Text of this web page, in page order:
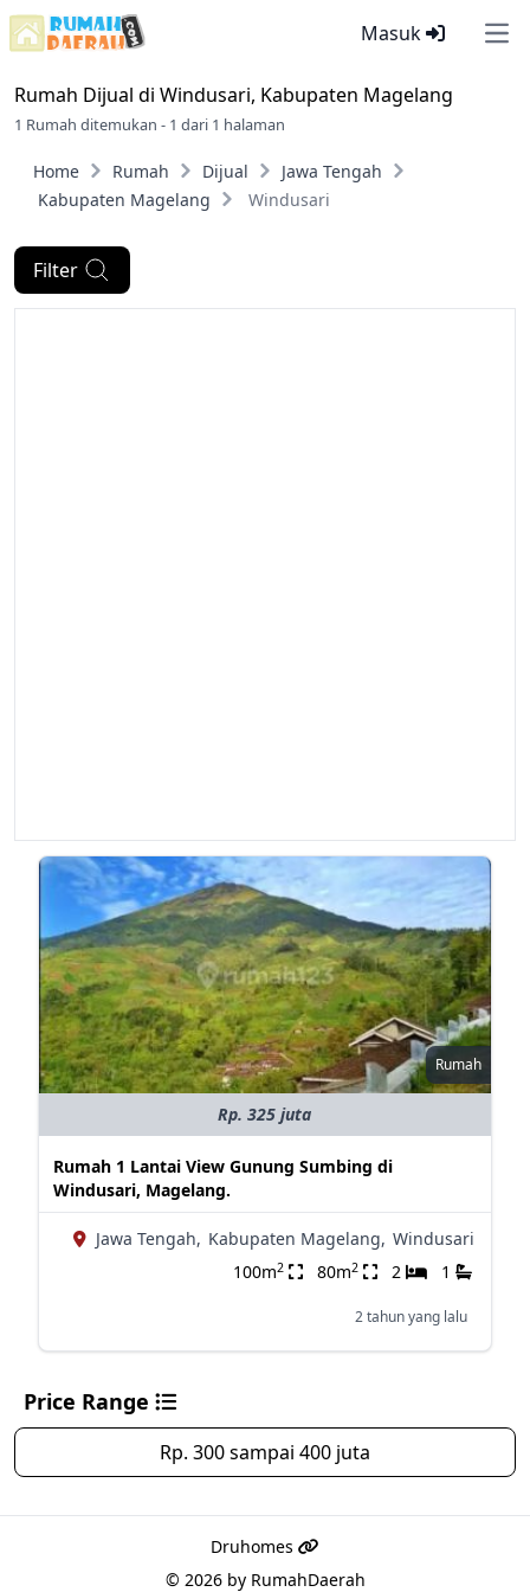
Masuk
Rumah Dijual di Windusari, Kabupaten Magelang
1 Rumah ditemukan - 1 dari 1 halaman
Home Rumah Dijual
Jawa Tengah
Kabupaten Magelang
Windusari
Filter
Rumah
Rp. 325 juta
Rumah 1 Lantai View Gunung Sumbing di
Windusari, Magelang.
Jawa Tengah, Kabupaten Magelang, Windusari
100m2 80m2 2 1
2 tahun yang lalu
Price Range
Rp. 300 sampai 400 juta
Druhomes
© 2026 by RumahDaerah